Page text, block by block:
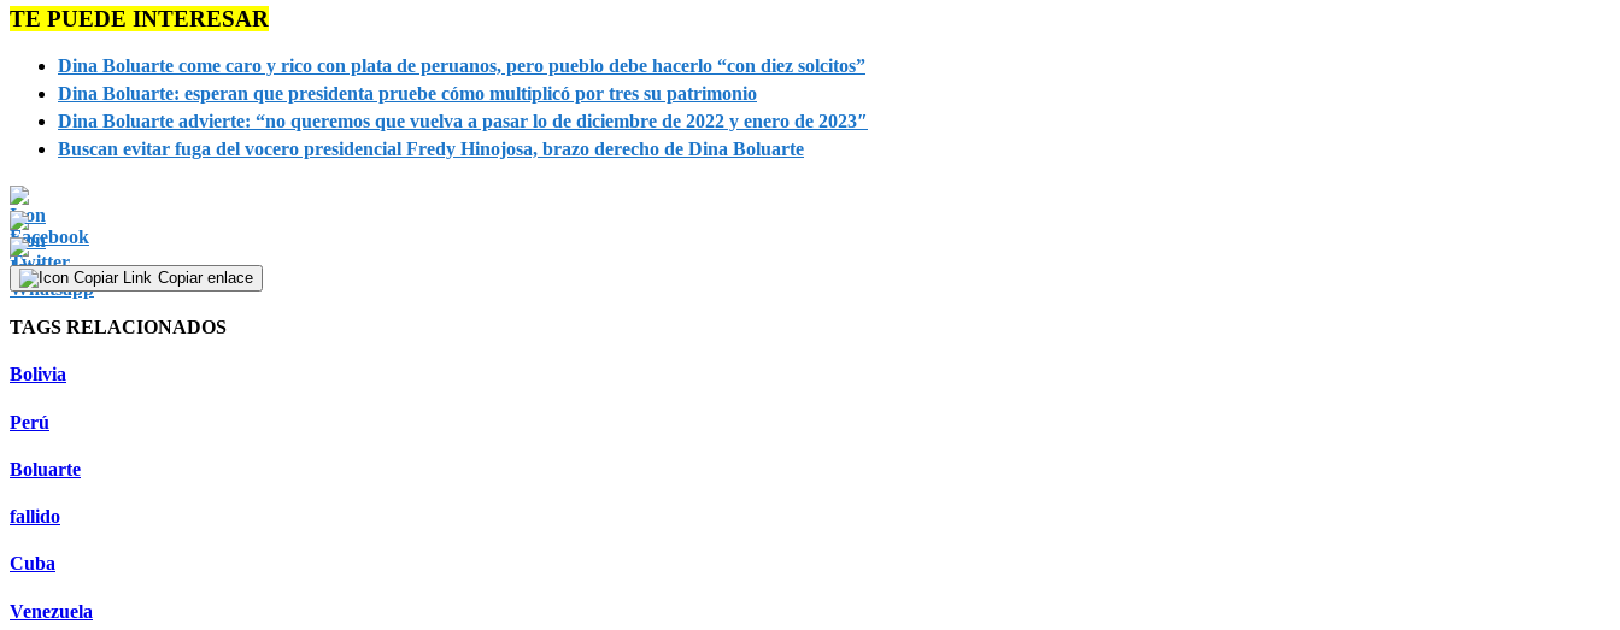
TE PUEDE INTERESAR
Dina Boluarte come caro y rico con plata de peruanos, pero pueblo debe hacerlo “con diez solcitos”
Dina Boluarte: esperan que presidenta pruebe cómo multiplicó por tres su patrimonio
Dina Boluarte advierte: “no queremos que vuelva a pasar lo de diciembre de 2022 y enero de 2023″
Buscan evitar fuga del vocero presidencial Fredy Hinojosa, brazo derecho de Dina Boluarte
Copiar enlace
TAGS RELACIONADOS
Bolivia
Perú
Boluarte
fallido
Cuba
Venezuela